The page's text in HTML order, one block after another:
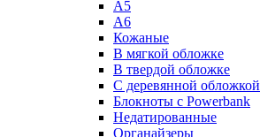
A5
A6
Кожаные
В мягкой обложке
В твердой обложке
С деревянной обложкой
Блокноты с Powerbank
Недатированные
Органайзеры